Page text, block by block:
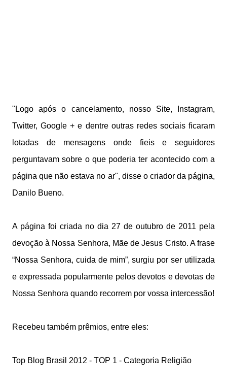
"Logo após o cancelamento, nosso Site, Instagram,
Twitter, Google + e dentre outras redes sociais ficaram
lotadas de mensagens onde fieis e seguidores
perguntavam sobre o que poderia ter acontecido com a
página que não estava no ar", disse o criador da página,
Danilo Bueno.
A página foi criada no dia 27 de outubro de 2011 pela
devoção à Nossa Senhora, Mãe de Jesus Cristo. A frase
“Nossa Senhora, cuida de mim”, surgiu por ser utilizada
e expressada popularmente pelos devotos e devotas de
Nossa Senhora quando recorrem por vossa intercessão!
Recebeu também prêmios, entre eles:
Top Blog Brasil 2012 - TOP 1 - Categoria Religião